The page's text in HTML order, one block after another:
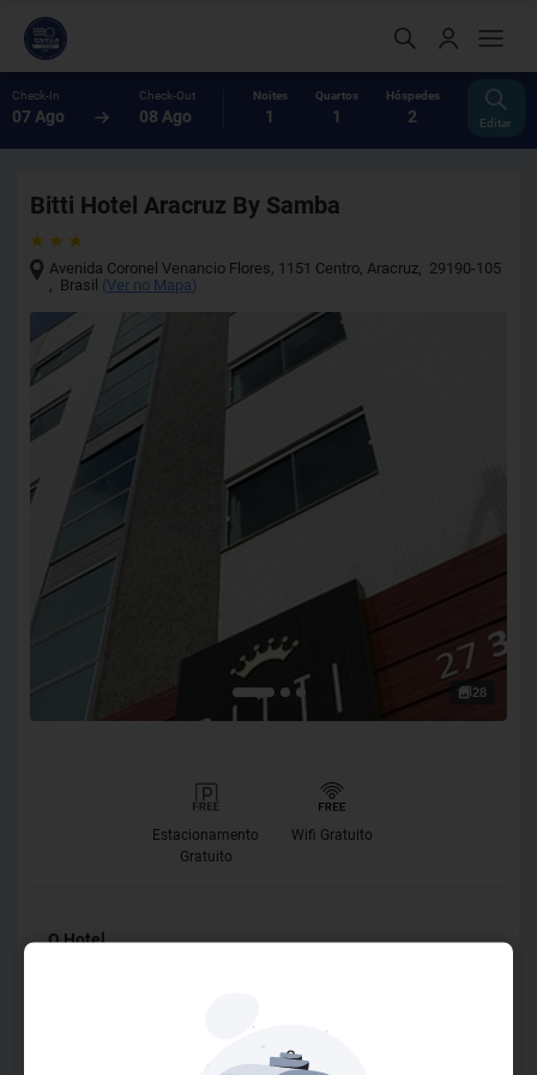
Check-In
07 Ago
Check-Out
08 Ago
Noites
1
Quartos
1
Hóspedes
2 Editar
Bitti Hotel Aracruz By Samba
Avenida Coronel Venancio Flores, 1151 Centro,Aracruz, 29190-105
, Brasil (Ver no Mapa)
28
Estacionamento
Gratuito
Wifi Gratuito
O Hotel
hospedagem, o Bitti Hotel. Um hotel novo, bem decorado e